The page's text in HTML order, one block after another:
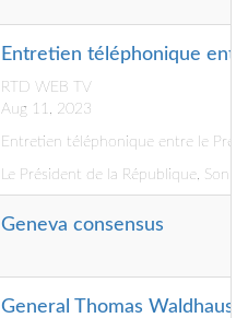
Entretien téléphonique
RTD WEB TV
Aug 11, 2023
Entretien téléphonique entre le
Le Président de la République, Son
Geneva consensus
General Thomas